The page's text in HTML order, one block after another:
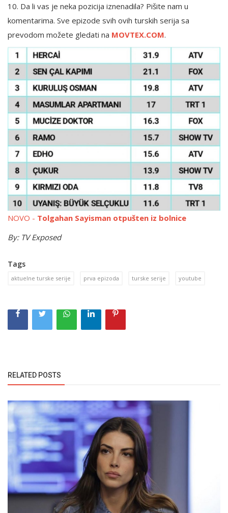
10. Da li vas je neka pozicija iznenadila? Pišite nam u
komentarima. Sve epizode svih ovih turskih serija sa
prevodom možete gledati na MOVTEX.COM.
NOVO - Tolgahan Sayisman otpušten iz bolnice
By: TV Exposed
Tags
aktuelne turske serije prva epizoda turske serije youtube
RELATED POSTS